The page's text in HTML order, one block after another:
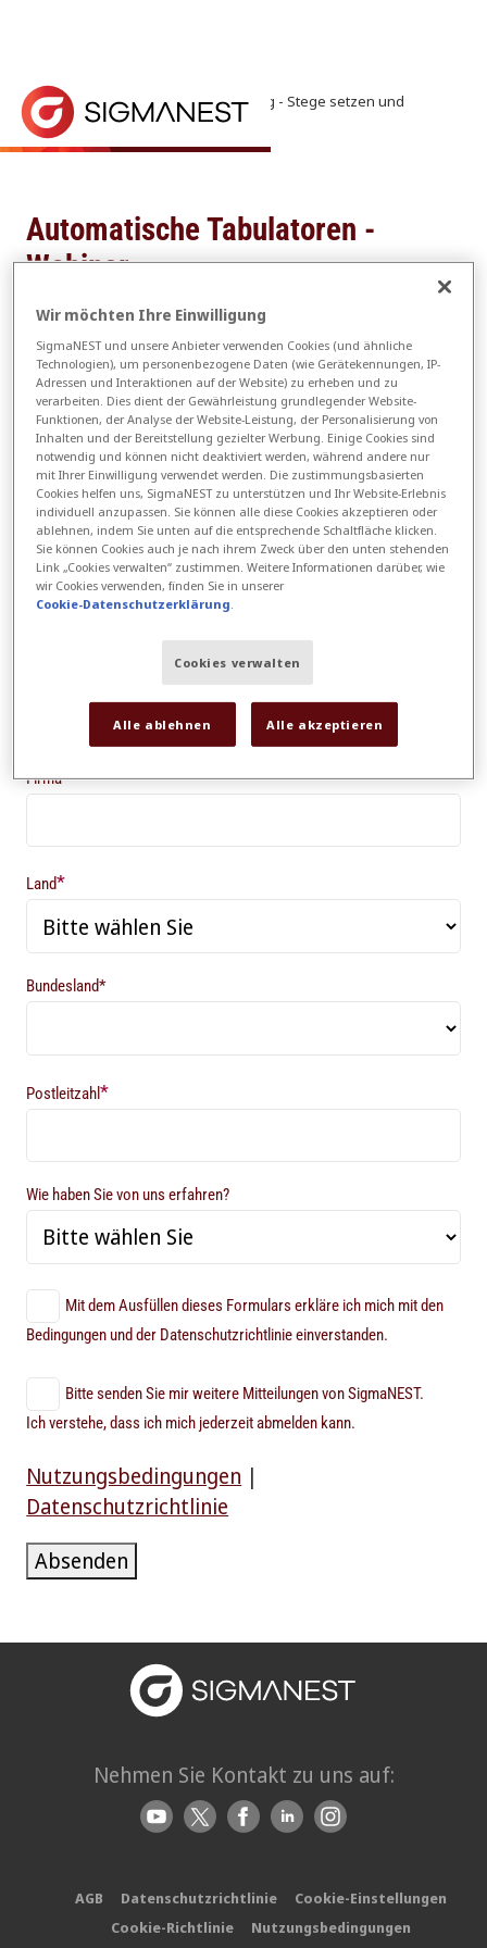
Startseite> SigmaNEST Auto Tabbing - Stege setzen und
entfernen
Webinare
Automatische Tabulatoren -
Webinar
Newsletter-Anmeldung
Comments
Vorname*( * Pflichtfeld)
Nachname*
Firma*
Land*
Bundesland*
Postleitzahl*
Wie haben Sie von uns erfahren?
Mit dem Ausfüllen dieses Formulars erkläre ich mich mit den
Bedingungen und der Datenschutzrichtlinie einverstanden.
Bitte senden Sie mir weitere Mitteilungen von SigmaNEST.
Ich verstehe, dass ich mich jederzeit abmelden kann.
Nutzungsbedingungen |
Datenschutzrichtlinie
Absenden
Nehmen Sie Kontakt zu uns auf:
AGB Datenschutzrichtlinie
Cookie-Einstellungen
Cookie-Richtlinie
Nutzungsbedingungen
Wir möchten Ihre Einwilligung
SigmaNEST und unsere Anbieter verwenden Cookies (und ähnliche
Technologien), um personenbezogene Daten (wie Gerätekennungen, IP-
Adressen und Interaktionen auf der Website) zu erheben und zu
verarbeiten. Dies dient der Gewährleistung grundlegender Website-
Funktionen, der Analyse der Website-Leistung, der Personalisierung von
Inhalten und der Bereitstellung gezielter Werbung. Einige Cookies sind
notwendig und können nicht deaktiviert werden, während andere nur
mit Ihrer Einwilligung verwendet werden. Die zustimmungsbasierten
Cookies helfen uns, SigmaNEST zu unterstützen und Ihr Website-Erlebnis
individuell anzupassen. Sie können alle diese Cookies akzeptieren oder
ablehnen, indem Sie unten auf die entsprechende Schaltfläche klicken.
Sie können Cookies auch je nach ihrem Zweck über den unten stehenden
Link „Cookies verwalten“ zustimmen. Weitere Informationen darüber, wie
wir Cookies verwenden, finden Sie in unserer
Cookie-Datenschutzerklärung.
Cookies verwalten
Alle ablehnen Alle akzeptieren